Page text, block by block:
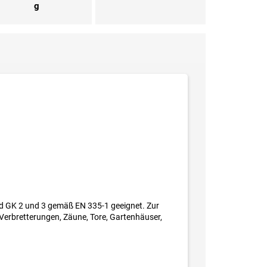
g
2 und 3 gemäß EN 335-1 geeignet. Zur
Zäune, Tore, Gartenhäuser,